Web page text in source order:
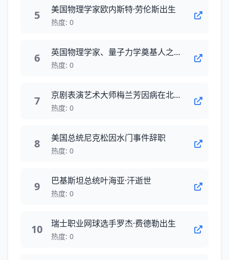
5 美国物理学家欧内斯特·劳伦斯出生
热度: 0
6 英国物理学家、量子力学奠基人之一保罗·狄拉克出生
热度: 0
7 京剧表演艺术大师梅兰芳因病在北京逝世
热度: 0
8 美国总统尼克松因水门事件辞职
热度: 0
9 巴基斯坦总统叶海亚·汗逝世
热度: 0
10 瑞士职业网球选手罗杰·费德勒出生
热度: 0